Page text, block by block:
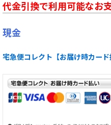
代金引換で利用可能なお
現金
宅急便コレクト【お届け時カード